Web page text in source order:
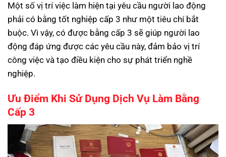
Một số vị trí việc làm hiện tại yêu cầu người lao động
phải có bằng tốt nghiệp cấp 3 như một tiêu chí bắt
buộc. Vì vậy, có được bằng cấp 3 sẽ giúp người lao
động đáp ứng được các yêu cầu này, đảm bảo vị trí
công việc và tạo điều kiện cho sự phát triển nghề
nghiệp.
Ưu Điểm Khi Sử Dụng Dịch Vụ Làm Bằng
Cấp 3